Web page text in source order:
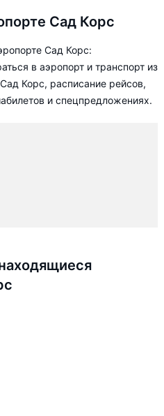
Сад Корс
Сад Корс:
в аэропорт и транспорт из
Корс, расписание рейсов,
и спецпредложениях.